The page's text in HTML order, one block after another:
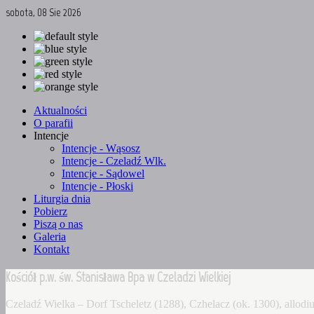
sobota, 08 Sie 2026
Aktualności
O parafii
Intencje
Intencje - Wąsosz
Intencje - Czeladź Wlk.
Intencje - Sądowel
Intencje - Płoski
Liturgia dnia
Pobierz
Piszą o nas
Galeria
Kontakt
Kościół p.w. św. Stanisława Bpa w Czeladzi Wielkiej
Czeladź Wielka – Dorf Tscheletz (1288), Czhelacz (ok. 1300),